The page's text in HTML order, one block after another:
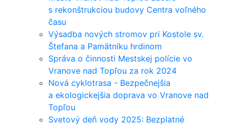
s rekonštrukciou budovy Centra voľného
času
Výsadba nových stromov pri Kostole sv.
Štefana a Pamätníku hrdinom
Správa o činnosti Mestskej polície vo
Vranove nad Topľou za rok 2024
Nová cyklotrasa - Bezpečnejšia
a ekologickejšia doprava vo Vranove nad
Topľou
Svetový deň vody 2025: Bezplatné